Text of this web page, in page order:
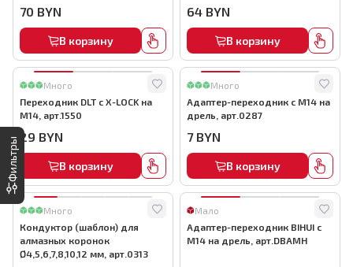
Фильтры
70 BYN
В корзину
64 BYN
В корзину
Много
Переходник DLT с X-LOCK на
M14, арт.1550
29 BYN
В корзину
Много
Адаптер-переходник с М14 на
дрель, арт.0287
7 BYN
В корзину
Много
Кондуктор (шаблон) для
алмазных коронок
Ø4,5,6,7,8,10,12 мм, арт.0313
Мало
Адаптер-переходник BIHUI с
М14 на дрель, арт.DBAMH